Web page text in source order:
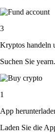
3
Kryptos handeln
Suchen Sie
1
App
Laden Sie die